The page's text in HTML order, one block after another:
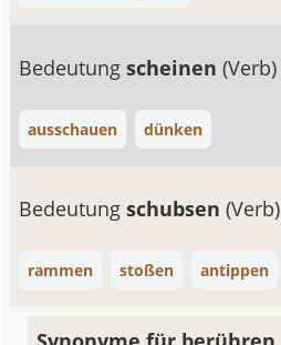
Bedeutungscheinen(Verb)
ausschauen dünken
Bedeutungschubsen(Verb)
rammen stoßen antippen